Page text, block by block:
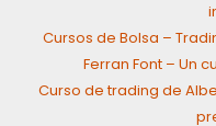
Cursos de Bolsa –
Ferran Font – Un
Curso de trading de